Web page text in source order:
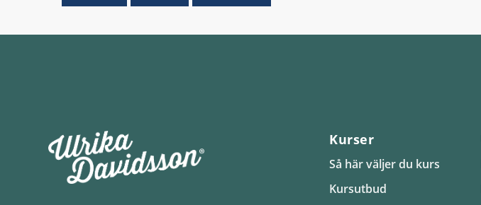
Kurser
Så här väljer du kurs
Kursutbud